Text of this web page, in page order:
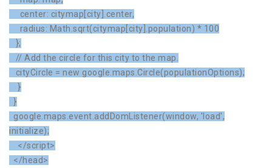
center: citymap[city].center,
radius: Math.sqrt(citymap[city].population) * 100
};
// Add the circle for this city to the map.
cityCircle = new google.maps.Circle(populationOptions);
}
}
google.maps.event.addDomListener(window, 'load',
initialize);
</script>
</head>